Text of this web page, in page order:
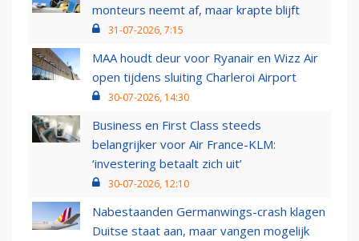
monteurs neemt af, maar krapte blijft
31-07-2026, 7:15
MAA houdt deur voor Ryanair en Wizz Air
open tijdens sluiting Charleroi Airport
30-07-2026, 14:30
Business en First Class steeds
belangrijker voor Air France-KLM:
‘investering betaalt zich uit’
30-07-2026, 12:10
Nabestaanden Germanwings-crash klagen
Duitse staat aan, maar vangen mogelijk